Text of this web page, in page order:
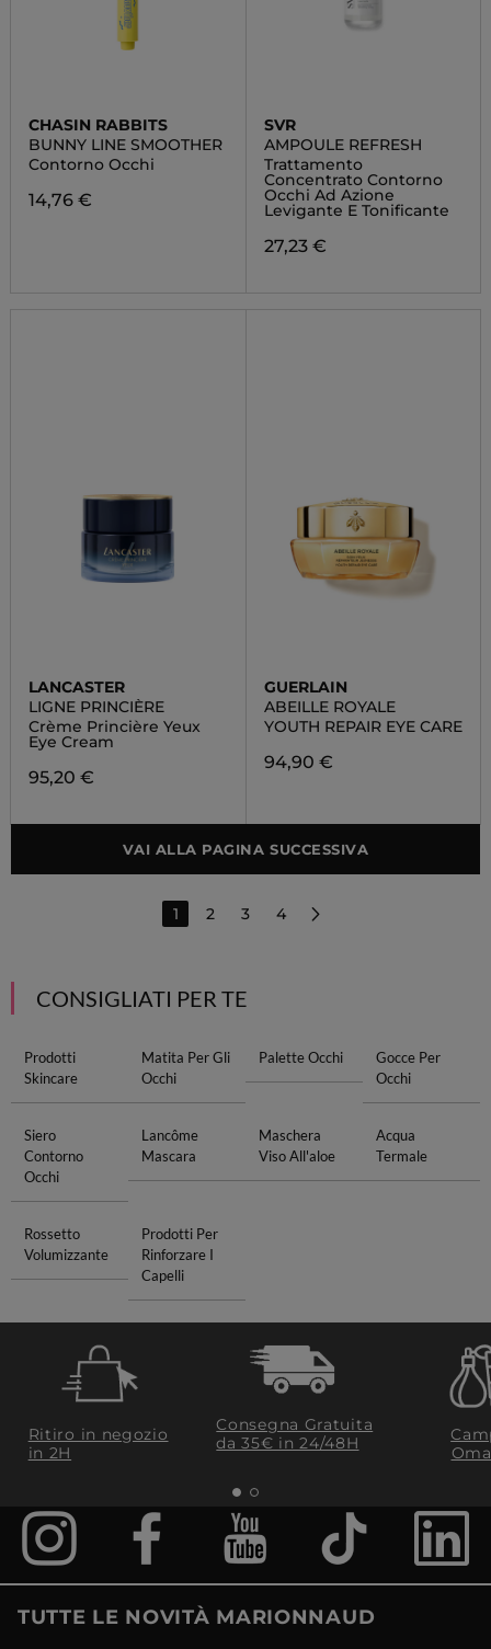
CHASIN RABBITS
BUNNY LINE SMOOTHER
Contorno Occhi
14,76 €
SVR
AMPOULE REFRESH
Trattamento
Concentrato Contorno
Occhi Ad Azione
Levigante E Tonificante
27,23 €
LANCASTER
LIGNE PRINCIÈRE
Crème Princière Yeux
Eye Cream
95,20 €
GUERLAIN
ABEILLE ROYALE
YOUTH REPAIR EYE CARE
94,90 €
VAI ALLA PAGINA SUCCESSIVA
1 2 3 4
CONSIGLIATI PER TE
Prodotti
Skincare
Matita Per Gli
Occhi
Palette Occhi
Gocce Per
Occhi
Siero
Contorno
Occhi
Lancôme
Mascara
Maschera
Viso All'aloe
Acqua
Termale
Rossetto
Volumizzante
Prodotti Per
Rinforzare I
Capelli
Ritiro in negozio
in 2H
Consegna Gratuita
da 35€​ in 24/48H
TUTTE LE NOVITÀ MARIONNAUD